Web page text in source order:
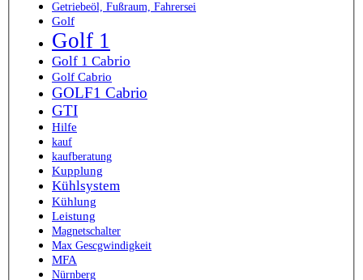
Getriebeöl, Fußraum, Fahrersei
Golf
Golf 1
Golf 1 Cabrio
Golf Cabrio
GOLF1 Cabrio
GTI
Hilfe
kauf
kaufberatung
Kupplung
Kühlsystem
Kühlung
Leistung
Magnetschalter
Max Gescgwindigkeit
MFA
Nürnberg